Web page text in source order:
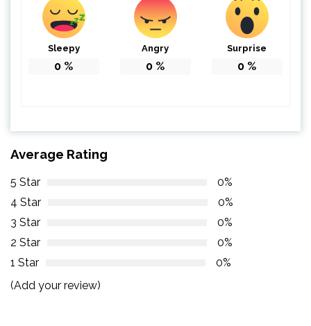
Sleepy
0 %
Angry
0 %
Surprise
0 %
Average Rating
5 Star
0%
4 Star
0%
3 Star
0%
2 Star
0%
1 Star
0%
(Add your review)